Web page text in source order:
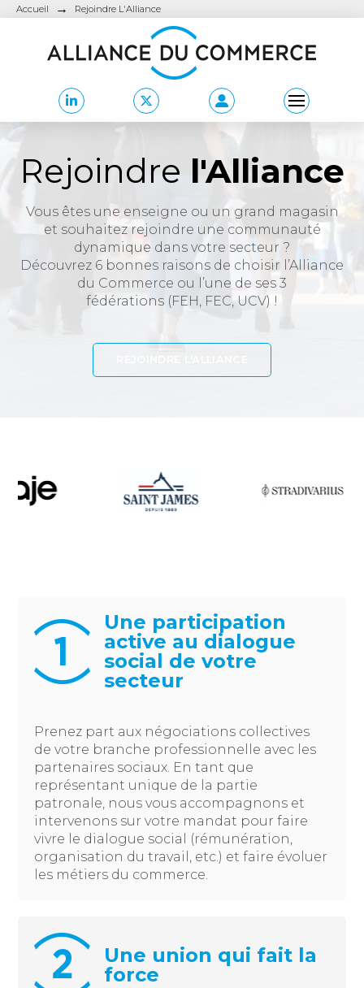
Accueil → Rejoindre L'Alliance
Rejoindre l'Alliance
Vous êtes une enseigne ou un grand magasin
et souhaitez rejoindre une communauté
dynamique dans votre secteur ?
Découvrez 6 bonnes raisons de choisir l’Alliance
du Commerce ou l’une de ses 3
fédérations (FEH, FEC, UCV) !
Une participation
active au dialogue
social de votre
secteur
Prenez part aux négociations collectives
de votre branche professionnelle avec les
partenaires sociaux. En tant que
représentant unique de la partie
patronale, nous vous accompagnons et
intervenons sur votre mandat pour faire
vivre le dialogue social (rémunération,
organisation du travail, etc.) et faire évoluer
les métiers du commerce.
Une union qui fait la
force